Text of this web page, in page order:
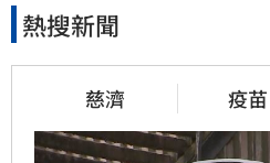
熱搜新聞
慈濟 疫苗